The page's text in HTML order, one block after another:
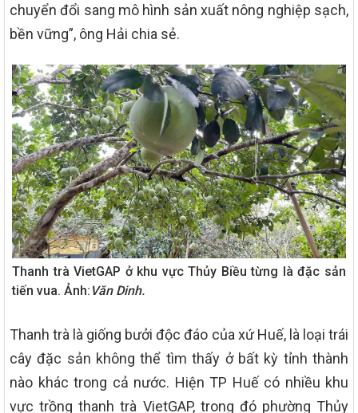
chuyển đổi sang mô hình sản xuất nông nghiệp sạch,
bền vững”, ông Hải chia sẻ.
Thanh trà VietGAP ở khu vực Thủy Biều từng là đặc sản
tiến vua. Ảnh: Văn Dinh.
Thanh trà là giống bưởi độc đáo của xứ Huế, là loại trái
cây đặc sản không thể tìm thấy ở bất kỳ tỉnh thành
nào khác trong cả nước. Hiện TP Huế có nhiều khu
vực trồng thanh trà VietGAP, trong đó phường Thủy